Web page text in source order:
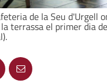
de la Seu d'Urgell
terrassa el primer dia